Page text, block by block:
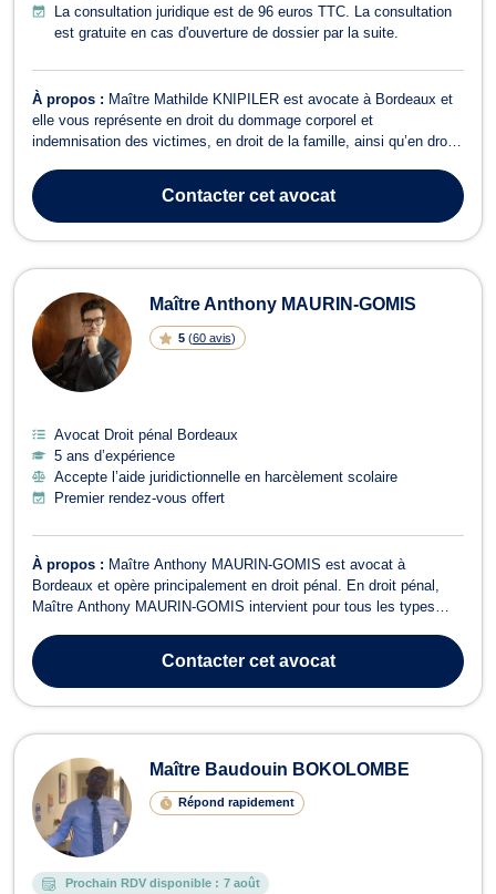
La consultation juridique est de 96 euros TTC. La consultation
est gratuite en cas d'ouverture de dossier par la suite.
À propos : Maître Mathilde KNIPILER est avocate à Bordeaux et
elle vous représente en droit du dommage corporel et
indemnisation des victimes, en droit de la famille, ainsi qu’en droit
des victimes, Maître Mathilde KNIPILER défend ses clients
victimes d’agression, d’ac...
Contactercet avocat
Maître Anthony MAURIN-GOMIS
5 (60 avis)
Avocat Droit pénal Bordeaux
5 ans d’expérience
Accepte l’aide juridictionnelle en harcèlement scolaire
Premier rendez-vous offert
À propos : Maître Anthony MAURIN-GOMIS est avocat à
Bordeaux et opère principalement en droit pénal. En droit pénal,
Maître Anthony MAURIN-GOMIS intervient pour tous les types
cœur de l’activité du Cabinet. Qu’elle repose sur une assistance
d’urgence (garde à vue, com...
Contactercet avocat
Maître Baudouin BOKOLOMBE
Répond rapidement
Prochain RDV disponible : 7 août